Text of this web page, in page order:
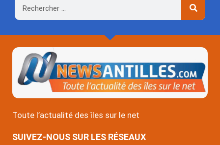
Rechercher
Toute l’actualité des îles sur le net
SUIVEZ-NOUS SUR LES RÉSEAUX